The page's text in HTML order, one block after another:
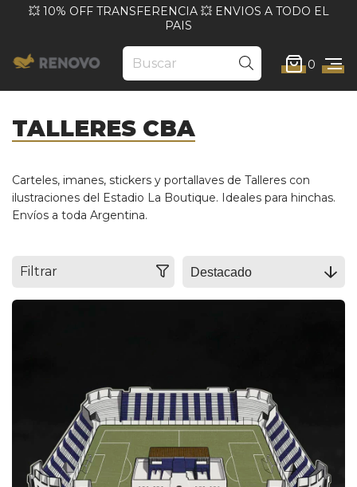
💥 10% OFF TRANSFERENCIA 💥 ENVIOS A TODO EL
PAIS
0
TALLERES CBA
Carteles, imanes, stickers y portallaves de Talleres con
ilustraciones del Estadio La Boutique. Ideales para hinchas.
Envíos a toda Argentina.
Filtrar